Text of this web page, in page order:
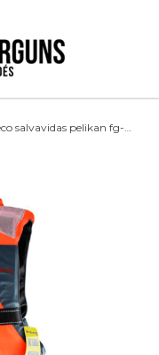
salvavidas pelikan fg-2000 - xs